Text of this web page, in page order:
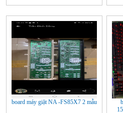
board máy giặt NA -FS85X7 2 mẫu